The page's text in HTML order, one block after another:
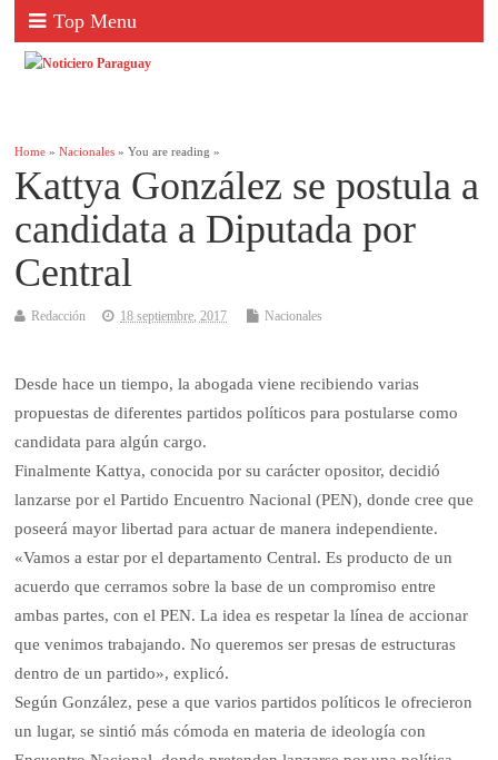
Top Menu
Home »Nacionales » You are reading »
Kattya González se postula a
candidata a Diputada por
Central
Redacción 18 septiembre, 2017 Nacionales
Desde hace un tiempo, la abogada viene recibiendo varias
propuestas de diferentes partidos políticos para postularse como
candidata para algún cargo.
Finalmente Kattya, conocida por su carácter opositor, decidió
lanzarse por el Partido Encuentro Nacional (PEN), donde cree que
poseerá mayor libertad para actuar de manera independiente.
«Vamos a estar por el departamento Central. Es producto de un
acuerdo que cerramos sobre la base de un compromiso entre
ambas partes, con el PEN. La idea es respetar la línea de accionar
que venimos trabajando. No queremos ser presas de estructuras
dentro de un partido», explicó.
Según González, pese a que varios partidos políticos le ofrecieron
un lugar, se sintió más cómoda en materia de ideología con